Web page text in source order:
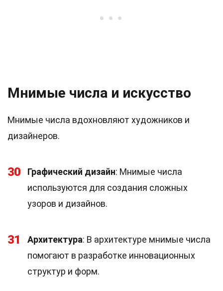
Мнимые числа и искусство
Мнимые числа вдохновляют художников и
дизайнеров.
30 Графический дизайн: Мнимые числа
используются для создания сложных
узоров и дизайнов.
31 Архитектура: В архитектуре мнимые числа
помогают в разработке инновационных
структур и форм.